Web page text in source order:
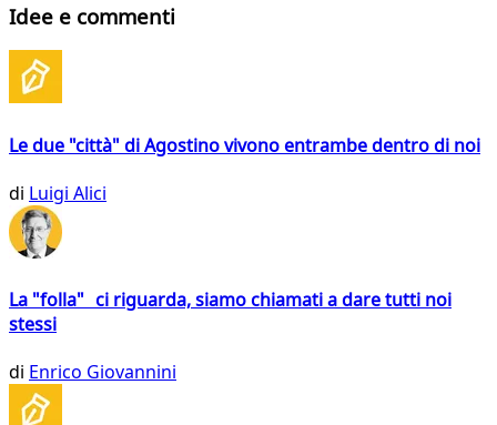
Idee e commenti
Le due "città" di Agostino vivono entrambe dentro di noi
di Luigi Alici
La "folla" ci riguarda, siamo chiamati a dare tutti noi
stessi
di Enrico Giovannini